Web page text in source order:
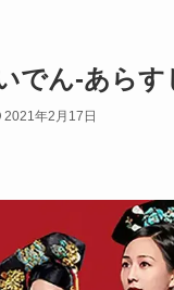
でん-あらす
2021年2月17日